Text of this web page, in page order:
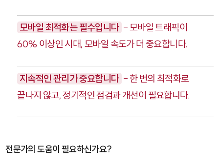
모바일 최적화는 필수입니다 - 모바일 트래픽이
60% 이상인 시대, 모바일 속도가 더 중요합니다.
지속적인 관리가 중요합니다 - 한 번의 최적화로
끝나지 않고, 정기적인 점검과 개선이 필요합니다.
전문가의 도움이 필요하신가요?